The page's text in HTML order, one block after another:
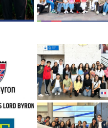
intercambio_-
_francia_2024_-
_02.jpg
intercambio_-
_francia_2024_-